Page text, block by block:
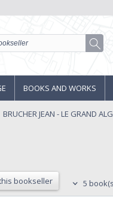
BOOKS AND WORKS
BRUCHER JEAN - LE GRAND
bookseller 5